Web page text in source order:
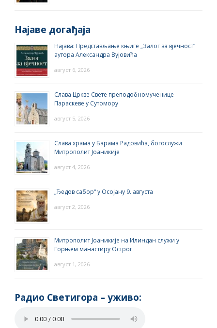
Најаве догађаја
Најава: Представљање књиге „Залог за вјечност“
аутора Александра Вујовића
август 6, 2026
Слава Цркве Свете преподобномученице
Параскеве у Сутомору
август 5, 2026
Слава храма у Барама Радовића, богослужи
Митрополит Јоаникије
август 4, 2026
„Ђедов сабор“ у Осојану 9. августа
август 2, 2026
Митрополит Јоаникије на Илиндан служи у
Горњем манастиру Острог
август 1, 2026
Радио Светигора – yживо: